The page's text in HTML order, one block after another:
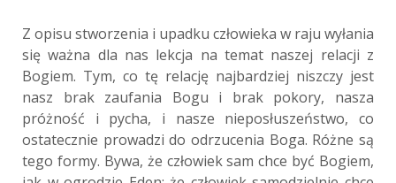
Z opisu stworzenia i upadku człowieka w raju wyłania
się ważna dla nas lekcja na temat naszej relacji z
Bogiem. Tym, co tę relację najbardziej niszczy jest
nasz brak zaufania Bogu i brak pokory, nasza
próżność i pycha, i nasze nieposłuszeństwo, co
ostatecznie prowadzi do odrzucenia Boga. Różne są
tego formy. Bywa, że człowiek sam chce być Bogiem,